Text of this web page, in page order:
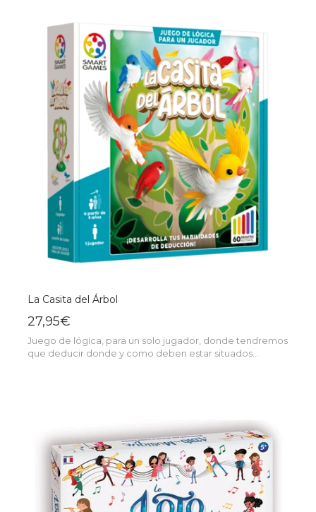
La Casita del Árbol
27,95€
Juego de lógica, para un solo jugador, donde tendremos
que deducir donde y como deben estar situados...